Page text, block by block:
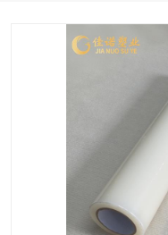
地毯保护膜
印字保护膜